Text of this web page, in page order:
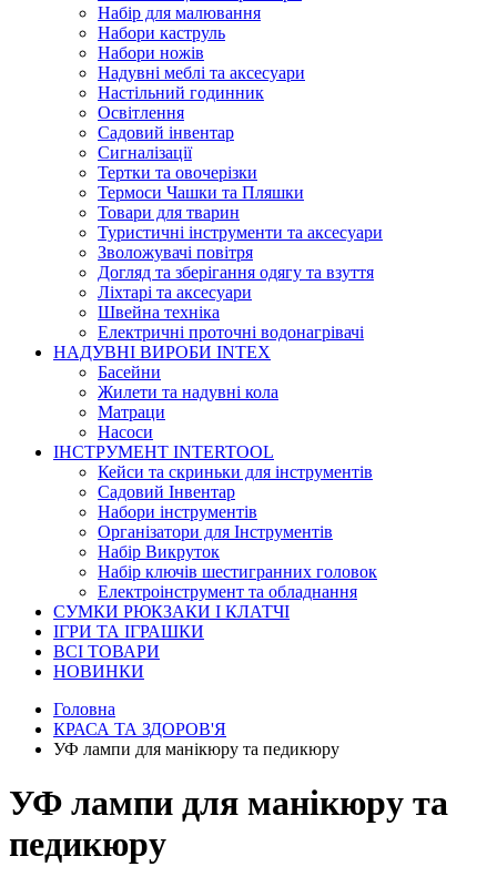
Набір для малювання
Набори каструль
Набори ножів
Надувні меблі та аксесуари
Настільний годинник
Освітлення
Садовий інвентар
Сигналізації
Тертки та овочерізки
Термоси Чашки та Пляшки
Товари для тварин
Туристичні інструменти та аксесуари
Зволожувачі повітря
Догляд та зберігання одягу та взуття
Ліхтарі та аксесуари
Швейна техніка
Електричні проточні водонагрівачі
НАДУВНІ ВИРОБИ INTEX
Басейни
Жилети та надувні кола
Матраци
Насоси
ІНСТРУМЕНТ INTERTOOL
Кейси та скриньки для інструментів
Садовий Інвентар
Набори інструментів
Організатори для Інструментів
Набір Викруток
Набір ключів шестигранних головок
Електроінструмент та обладнання
СУМКИ РЮКЗАКИ І КЛАТЧІ
ІГРИ ТА ІГРАШКИ
ВСІ ТОВАРИ
НОВИНКИ
Головна
КРАСА ТА ЗДОРОВ'Я
УФ лампи для манікюру та педикюру
УФ лампи для манікюру та
педикюру